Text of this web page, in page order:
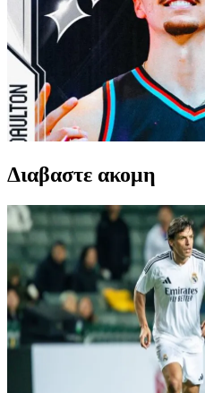
Διαβαστε ακομη